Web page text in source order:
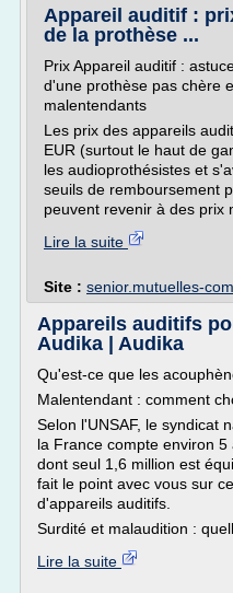
Appareil auditif :
de la prothèse ...
Prix Appareil auditif :
d'une prothèse pas chère
malentendants
Les prix des appareils
EUR (surtout le haut de
les audioprothésistes et
seuils de remboursement
peuvent revenir à des prix
Lire la suite
Site : senior.mutuelles-
Appareils auditifs
Audika | Audika
Qu'est-ce que les
Malentendant : comment
Selon l'UNSAF, le syndicat
la France compte environ
dont seul 1,6 million est
fait le point avec vous sur
d'appareils auditifs.
Surdité et malaudition :
Lire la suite